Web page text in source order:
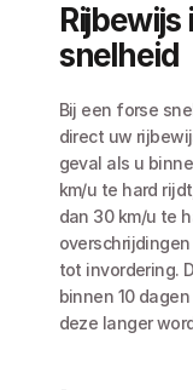
snelheid
Bij een forse
direct uw
geval als u
km/u te hard
dan 30 km/u te
tot invordering.
binnen 10
deze langer